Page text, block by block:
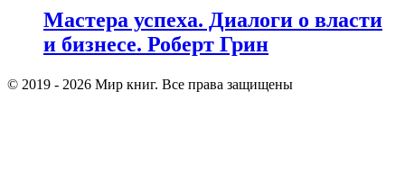
Мастера успеха. Диалоги о власти
и бизнесе. Роберт Грин
© 2019 - 2026 Мир книг. Все права защищены